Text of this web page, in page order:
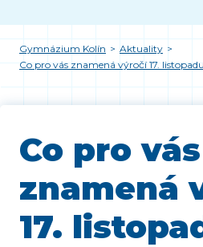
Gymnázium Kolín > Aktuality >
Co pro vás znamená výročí 17.
Co pro vás
znamená
17.